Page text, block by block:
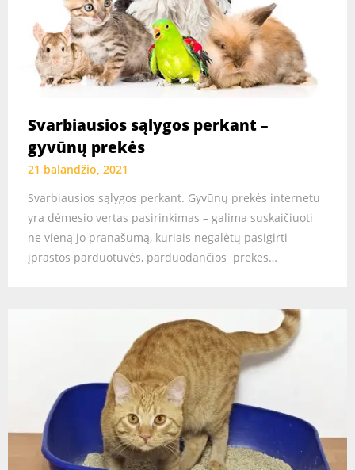
Svarbiausios sąlygos perkant –
gyvūnų prekės
21 balandžio, 2021
Svarbiausios sąlygos perkant. Gyvūnų prekės internetu
yra dėmesio vertas pasirinkimas – galima suskaičiuoti
ne vieną jo pranašumą, kuriais negalėtų pasigirti
įprastos parduotuvės, parduodančios prekes…